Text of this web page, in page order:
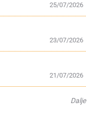
25/07/2026
23/07/2026
21/07/2026
Dalje